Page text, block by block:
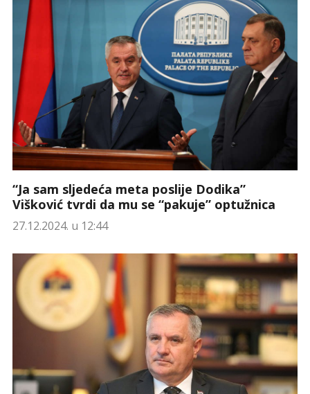
“Ja sam sljedeća meta poslije Dodika”
Višković tvrdi da mu se “pakuje” optužnica
27.12.2024. u 12:44